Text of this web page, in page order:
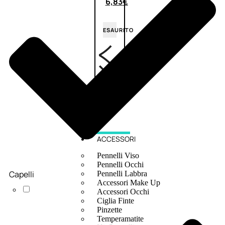
ESAURITO
ACCESSORI
Pennelli Viso
Pennelli Occhi
Pennelli Labbra
Accessori Make Up
Accessori Occhi
Ciglia Finte
Pinzette
Temperamatite
Capelli